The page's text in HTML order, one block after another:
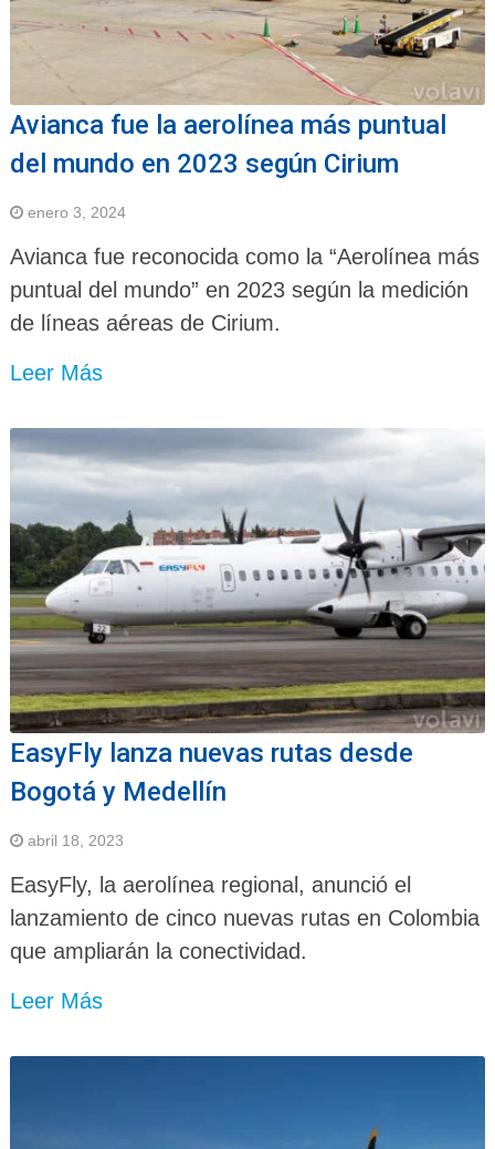
Avianca fue la aerolínea más puntual
del mundo en 2023 según Cirium
enero 3, 2024
Avianca fue reconocida como la “Aerolínea más
puntual del mundo” en 2023 según la medición
de líneas aéreas de Cirium.
Leer Más
EasyFly lanza nuevas rutas desde
Bogotá y Medellín
abril 18, 2023
EasyFly, la aerolínea regional, anunció el
lanzamiento de cinco nuevas rutas en Colombia
que ampliarán la conectividad.
Leer Más